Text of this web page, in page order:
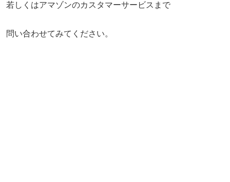
若しくはアマゾンのカスタマーサービスまで
問い合わせてみてください。